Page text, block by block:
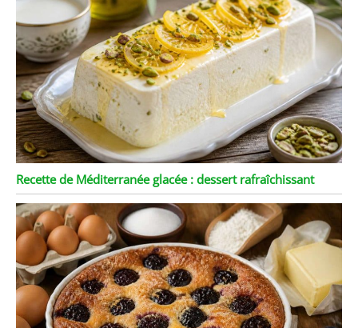
Recette de Méditerranée glacée : dessert rafraîchissant